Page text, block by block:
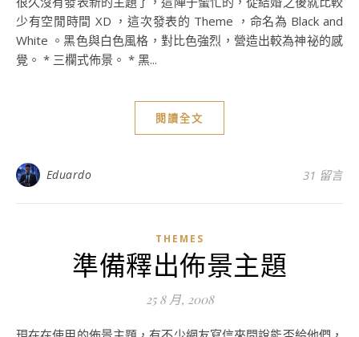
少有空閒時間 XD ，這次發表的 Theme ，命名為 Black and
White 。黑色與白色風格，對比色強烈，營造出較為神祕的感
覺。 * 三欄式佈景。 * 黑...
閱讀全文
Eduardo 31 留言
THEMES
準備釋出佈景主題
25 8 月, 2008